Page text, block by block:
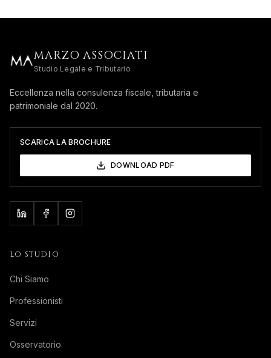
MARZO ASSOCIATI
Studio Legale e Tributario
Eccellenza nella consulenza fiscale, tributaria e
patrimoniale dal 2020.
SCARICA LA BROCHURE
DOWNLOAD PDF
LO STUDIO
Chi Siamo
Professionisti
Servizi
Osservatorio